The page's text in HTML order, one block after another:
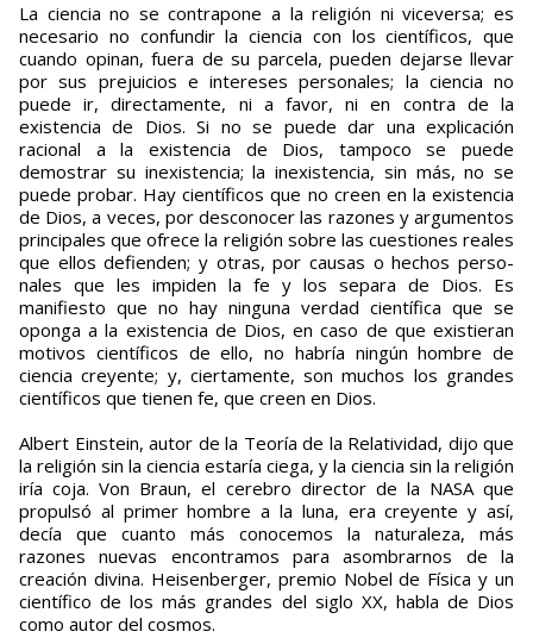
La ciencia no se contrapone a la religión ni viceversa; es
necesario ­no confundir la ciencia con los científi­cos, que
cuando opinan, fuera de su parcela, pueden dejarse llevar
por sus prejuicios e intereses personales; la ciencia no
puede ir, directamente, ni a favor, ni en contra de la
existencia de Dios. Si no se puede dar una explicación
racional a la existencia de Dios, tampoco se puede
demostrar su inexistencia; la inexistencia, sin más, no se
puede probar. Hay científicos que no creen en la exis­tencia
de Dios, a veces, por desconocer las razones y argumentos
principales que ofrece la religión sobre las cuestiones reales
que ellos defienden; y otras, por causas o hechos perso­
nales que les impiden la fe y los separa de Dios. Es
manifiesto que no hay nin­guna verdad científica que se
oponga a la existencia de Dios, en caso de que existieran
motivos cien­tíficos de ello, no habría ningún hombre de
ciencia creyente; y, ciertamente, son muchos los grandes
científicos que tienen fe, que creen en Dios.
Albert Einstein, autor de la Teoría de la Relatividad, dijo que
la religión sin la ciencia estaría ciega, y la ciencia sin la religión
iría coja. Von Braun, el cerebro director de la NASA que
propulsó al primer hombre a la luna, era creyente y así,
decía que cuanto más conocemos la naturaleza, más
razones nuevas encontramos para asom­brarnos de la
creación divina. Heisenberger, premio Nobel de Físi­ca y un
científico de los más grandes del siglo XX, habla de Dios
como autor del cos­mos.